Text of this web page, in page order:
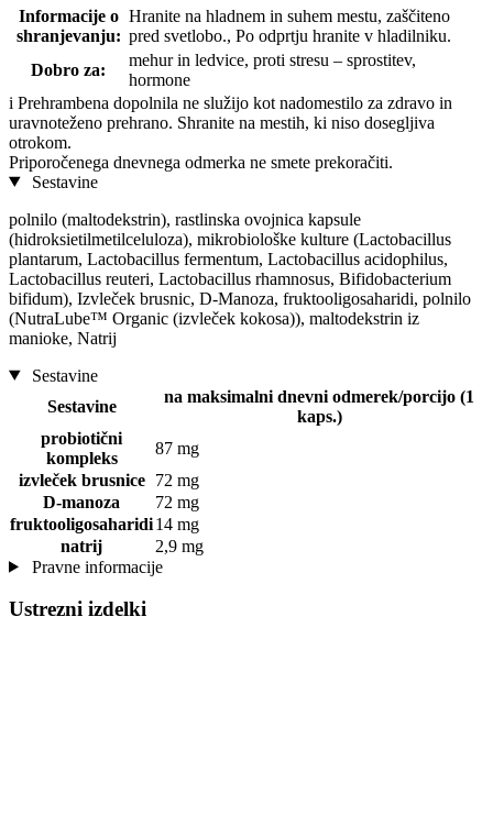
Informacije o
shranjevanju:
Hranite na hladnem in suhem mestu, zaščiteno
pred svetlobo., Po odprtju hranite v hladilniku.
Dobro za:
mehur in ledvice, proti stresu – sprostitev,
hormone
i Prehrambena dopolnila ne služijo kot nadomestilo za zdravo in
uravnoteženo prehrano. Shranite na mestih, ki niso dosegljiva
otrokom.
Priporočenega dnevnega odmerka ne smete prekoračiti.
Sestavine
polnilo (maltodekstrin), rastlinska ovojnica kapsule
(hidroksietilmetilceluloza), mikrobiološke kulture (Lactobacillus
plantarum, Lactobacillus fermentum, Lactobacillus acidophilus,
Lactobacillus reuteri, Lactobacillus rhamnosus, Bifidobacterium
bifidum), Izvleček brusnic, D-Manoza, fruktooligosaharidi, polnilo
(NutraLube™ Organic (izvleček kokosa)), maltodekstrin iz
manioke, Natrij
Sestavine
Sestavine
na maksimalni dnevni odmerek/porcijo (1
kaps.)
probiotični
kompleks
87 mg
izvleček brusnice
72 mg
D-manoza
72 mg
fruktooligosaharidi14 mg
natrij
2,9 mg
Pravne informacije
Ustrezni izdelki